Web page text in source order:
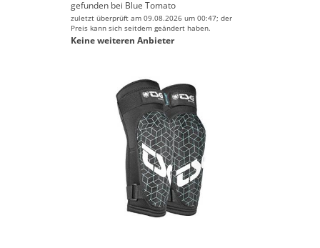
gefunden bei Blue Tomato
zuletzt überprüft am 09.08.2026 um 00:47; der
Preis kann sich seitdem geändert haben.
Keine weiteren Anbieter